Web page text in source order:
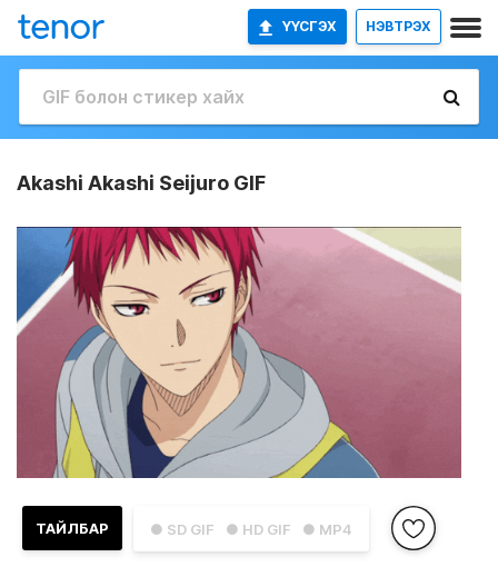
ҮҮСГЭХ НЭВТРЭХ
Akashi Akashi Seijuro GIF
● SD GIF ● HD GIF ● MP4
ТАЙЛБАР